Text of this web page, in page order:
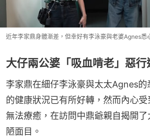
近年李家鼎身體漸差，但幸好有李泳豪與老婆Agnes悉
大仔兩公婆「吸血啃老」惡行
李家鼎在細仔李泳豪與太太Agnes
的健康狀況已有所好轉，然而內心
無法療癒，在訪問中鼎爺親自揭開
陋面目。